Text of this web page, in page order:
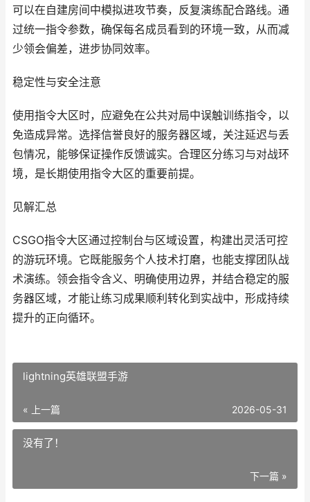
可以在自建房间中模拟进攻节奏，反复演练配合路线。通
过统一指令参数，确保每名成员看到的环境一致，从而减
少领会偏差，进步协同效率。
稳定性与安全注意
使用指令大区时，应避免在公共对局中误触训练指令，以
免造成异常。选择信誉良好的服务器区域，关注延迟与丢
包情况，能够保证操作反馈诚实。合理区分练习与对战环
境，是长期使用指令大区的重要前提。
见解汇总
CSGO指令大区通过控制台与区域设置，构建出灵活可控
的游玩环境。它既能服务个人技术打磨，也能支撑团队战
术演练。领会指令含义、明确使用边界，并结合稳定的服
务器区域，才能让练习成果顺利转化到实战中，形成持续
提升的正向循环。
lightning英雄联盟手游
« 上一篇 2026-05-31
没有了！
下一篇 »